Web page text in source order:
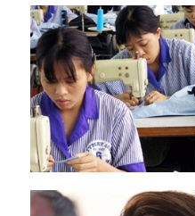
Diego Maradona
Di cư
Dòng chảy phương Bắc 1
Dải Gaza
Facebook
FED
Fansipan
F0
FLC
F-16